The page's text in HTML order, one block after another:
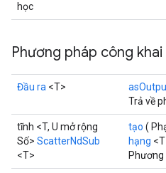
học
Phương pháp công khai
Đầu ra <T>
Trả về
tĩnh <T, U mở rộng
Số> ScatterNdSub
<T>
tạo (
hạng